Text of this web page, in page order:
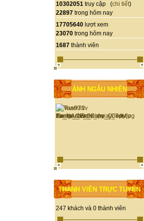
10302051 truy cập (chi tiết)
22897 trong hôm nay
17705640 lượt xem
23070 trong hôm nay
1687 thành viên
ẢNH NGẪU NHIÊN
THÀNH VIÊN TRỰC TUYẾN
247 khách và 0 thành viên